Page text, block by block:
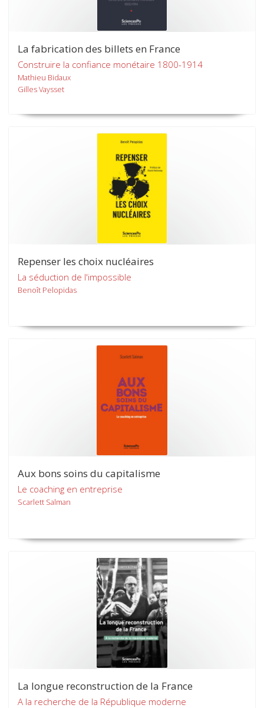
La fabrication des billets en France
Construire la confiance monétaire 1800-1914
Mathieu Bidaux
Gilles Vaysset
Repenser les choix nucléaires
La séduction de l'impossible
Benoît Pelopidas
Aux bons soins du capitalisme
Le coaching en entreprise
Scarlett Salman
La longue reconstruction de la France
A la recherche de la République moderne